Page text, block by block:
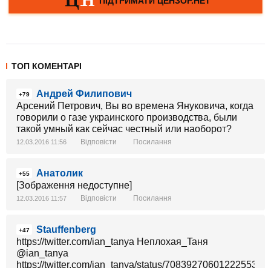
ТОП КОМЕНТАРІ
+79
Андрей Филипович
Арсений Петрович, Вы во времена Януковича, когда
говорили о газе украинского производства, были
такой умный как сейчас честный или наоборот?
12.03.2016 11:56 Відповісти Посилання
+55
Анатолик
[Зображення недоступне]
12.03.2016 11:57 Відповісти Посилання
+47
Stauffenberg
https://twitter.com/ian_tanya Неплохая_Taня
https://twitter.com/ian_tanya/status/708392706012225538